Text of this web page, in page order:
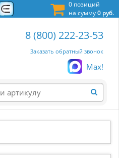
0 позиций
на сумму0 руб.
8 (800) 222-23-53
Заказать обратный звонок
Max!